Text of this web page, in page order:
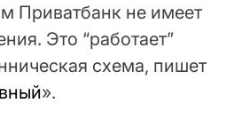
Приватбанк не имеет
Это “работает”
схема, пишет
».